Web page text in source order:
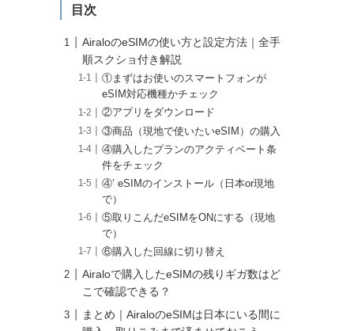
目次
AiraloのeSIMの使い方と設定方法｜全手
順スクショ付き解説
①まずはお使いのスマートフォンが
eSIM対応機種かチェック
②アプリをダウンロード
③商品（現地で使いたいeSIM）の購入
④購入したプランのアクティベート条
件をチェック
④’ eSIMのインストール（日本or現地
で）
⑤取りこんだeSIMをONにする（現地
で）
⑥購入した回線に切り替え
Airaloで購入したeSIMの残りギガ数はど
こで確認できる？
まとめ｜AiraloのeSIMは日本にいる間に